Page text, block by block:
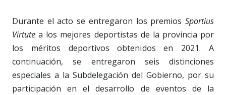
Durante el acto se entregaron los premios Sportius
Virtute a los mejores deportistas de la provincia por
los méritos deportivos obtenidos en 2021. A
continuación, se entregaron seis distinciones
especiales a la Subdelegación del Gobierno, por su
participación en el desarrollo de eventos de la